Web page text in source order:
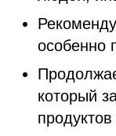
особенно
который